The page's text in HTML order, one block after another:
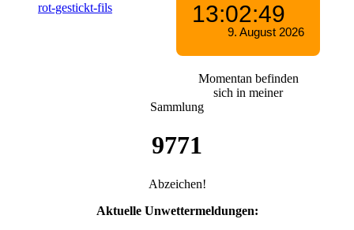
Momentan befinden
sich in meiner
Sammlung
9771
Abzeichen!
Aktuelle Unwettermeldungen: